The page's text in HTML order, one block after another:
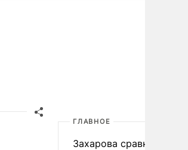
ГЛАВНОЕ
Захарова сравнила